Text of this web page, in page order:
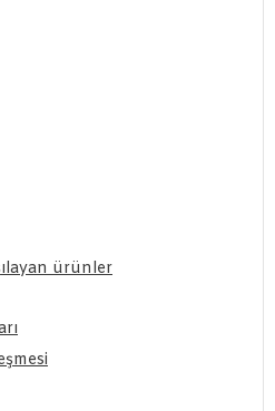
ürünler